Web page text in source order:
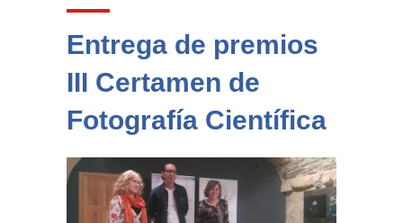
Entrega de premios
III Certamen de
Fotografía Científica